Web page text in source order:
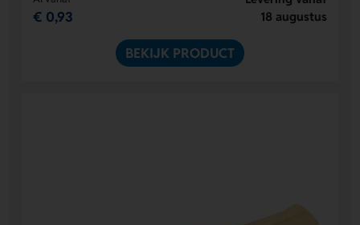
€ 0,93
18 augustus
BEKIJK PRODUCT